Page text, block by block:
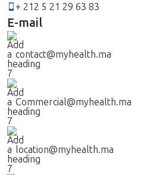
+ 212 5 21 29 63 83
E-mail
contact@myhealth.ma
Commercial@myhealth.ma
location@myhealth.ma